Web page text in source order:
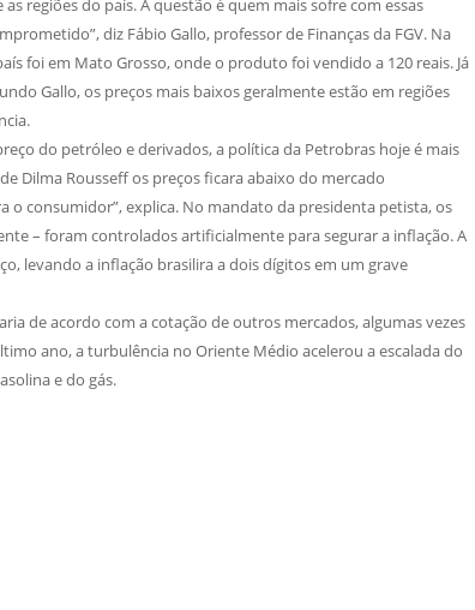
diz Fábio Gallo, professor de Finanças da FGV. Na
foi em Mato Grosso, onde o produto foi vendido a 120 reais. Já
Gallo, os preços mais baixos geralmente estão em regiões
do petróleo e derivados, a política da Petrobras hoje é mais
Dilma Rousseff os preços ficara abaixo do mercado
o consumidor”, explica. No mandato da presidenta petista, os
– foram controlados artificialmente para segurar a inflação. A
levando a inflação brasilira a dois dígitos em um grave
de acordo com a cotação de outros mercados, algumas vezes
ano, a turbulência no Oriente Médio acelerou a escalada do
e do gás.